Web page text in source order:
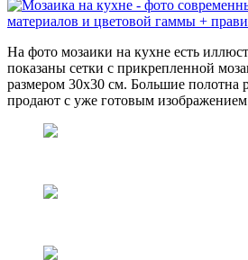
На фото мозаики на кухне есть
показаны сетки с прикрепленной
размером 30х30 см. Большие полотна
продают с уже готовым